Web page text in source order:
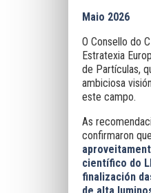
Maio 2026
O Consello do
Estratexia
de Partículas,
ambiciosa
este campo.
As
confirmaron
científico do
finalización